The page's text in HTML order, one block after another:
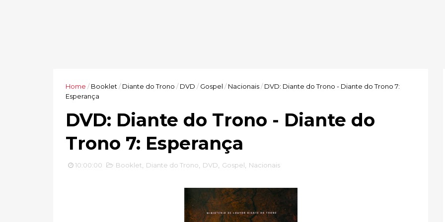
Home / Booklet / Diante do Trono / DVD / Gospel / Nacionais/ DVD: Diante do Trono - Diante do Trono 7:
Esperança
DVD: Diante do Trono - Diante do
Trono 7: Esperança
10:00:00 Booklet Diante do Trono DVD Gospel Nacionais